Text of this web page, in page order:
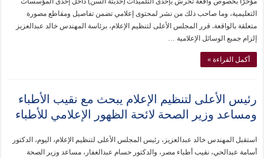
التعليمية، وما صاحب ذلك من نشر لمحتوى إعلامي تضمن تفاصيل ومقاطع مصورة
متعلقة بالواقعة. قرر المجلس الأعلى لتنظيم الإعلام، برئاسة المهندس خالد عبدالعزيز
إلزام جميع الوسائل الإعلامية …
أكمل القراءة »
رئيس الأعلى لتنظيم الإعلام يبحث مع نقيب الأطباء
ومساعد وزير الصحة لائحة الظهور الإعلامي للأطباء
استقبل المهندس خالد عبدالعزيز، رئيس المجلس الأعلى لتنظيم الإعلام، اليوم، الدكتور
أسامة عبدالحي، نقيب أطباء مصر، والدكتور حسام عبدالغفار، مساعد وزير الصحة